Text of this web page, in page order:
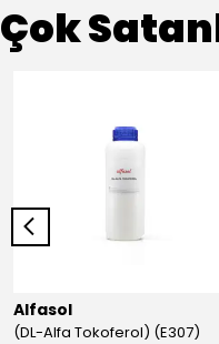
Çok
Alfasol
(DL-Alfa Tokoferol) (E307)